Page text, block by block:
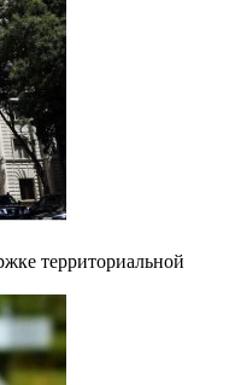
территориальной